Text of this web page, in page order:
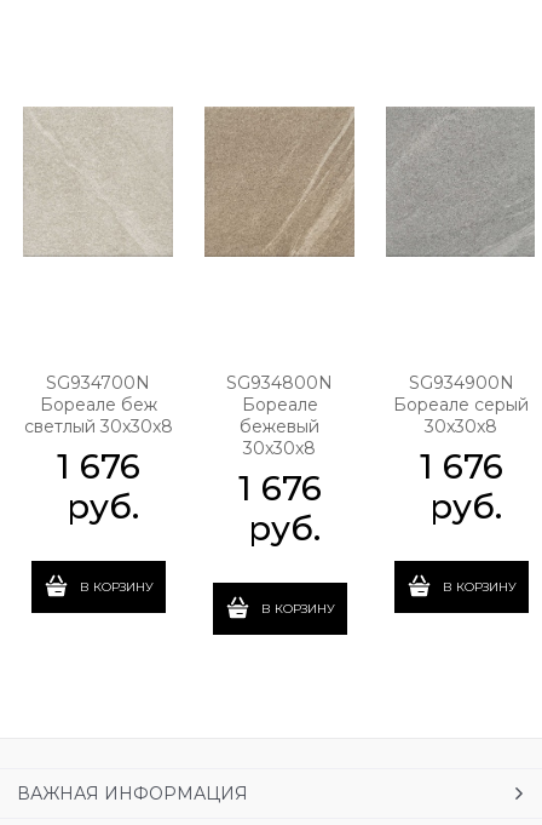
SG934700N
Бореале беж
светлый 30x30x8
1 676
руб.
В КОРЗИНУ
SG934800N
Бореале
бежевый
30x30x8
1 676
руб.
В КОРЗИНУ
SG934900N
Бореале серый
30x30x8
1 676
руб.
В КОРЗИНУ
ВАЖНАЯ ИНФОРМАЦИЯ